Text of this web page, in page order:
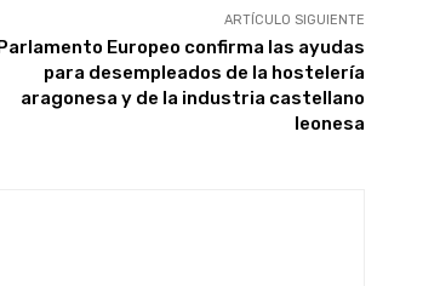
ARTÍCULO SIGUIENTE
Europeo confirma las ayudas
para desempleados de la hostelería
aragonesa y de la industria castellano
leonesa